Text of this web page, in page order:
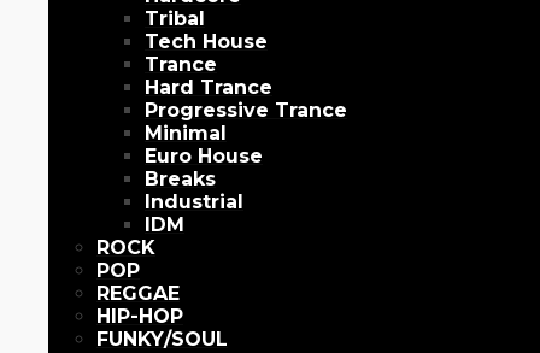
Tribal
Tech House
Trance
Hard Trance
Progressive Trance
Minimal
Euro House
Breaks
Industrial
IDM
ROCK
POP
REGGAE
HIP-HOP
FUNKY/SOUL